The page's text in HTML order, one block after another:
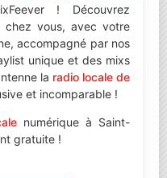
! Découvrez
chez vous, avec votre
accompagné par nos
unique et des mixs
la radio locale de
et incomparable !
numérique à Saint-
gratuite !